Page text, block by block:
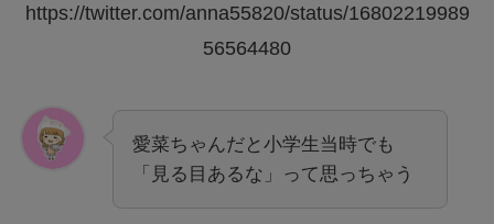
https://twitter.com/anna55820/status/16802219989
56564480
愛菜ちゃんだと小学生当時でも
「見る目あるな」って思っちゃう